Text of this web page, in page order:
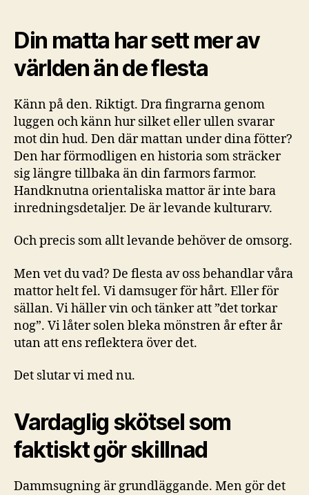
Din matta har sett mer av
världen än de flesta
Känn på den. Riktigt. Dra fingrarna genom
luggen och känn hur silket eller ullen svarar
mot din hud. Den där mattan under dina fötter?
Den har förmodligen en historia som sträcker
sig längre tillbaka än din farmors farmor.
Handknutna orientaliska mattor är inte bara
inredningsdetaljer. De är levande kulturarv.
Och precis som allt levande behöver de omsorg.
Men vet du vad? De flesta av oss behandlar våra
mattor helt fel. Vi damsuger för hårt. Eller för
sällan. Vi häller vin och tänker att ”det torkar
nog”. Vi låter solen bleka mönstren år efter år
utan att ens reflektera över det.
Det slutar vi med nu.
Vardaglig skötsel som
faktiskt gör skillnad
Dammsugning är grundläggande. Men gör det